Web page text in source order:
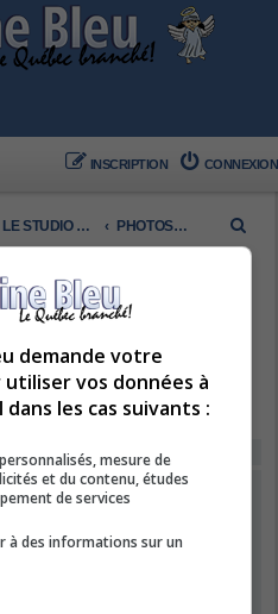
CONNEXION
INSCRIPTION
LE STUDIO DE PHOTOS PHOTOS DU JOUR
e
les sujets de ce forum.
demande votre
vos données à
les cas suivants :
mesure de
et du contenu, études
de services
à des informations sur un